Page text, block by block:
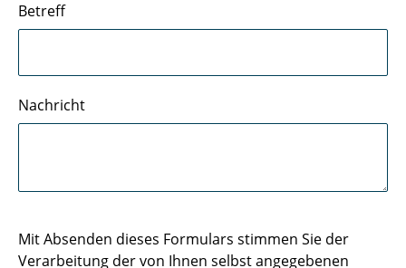
Betreff
Nachricht
Mit Absenden dieses Formulars stimmen Sie der
Verarbeitung der von Ihnen selbst angegebenen